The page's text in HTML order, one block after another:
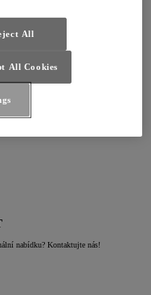
nabídku? Kontaktujte nás!
All
All Cookies